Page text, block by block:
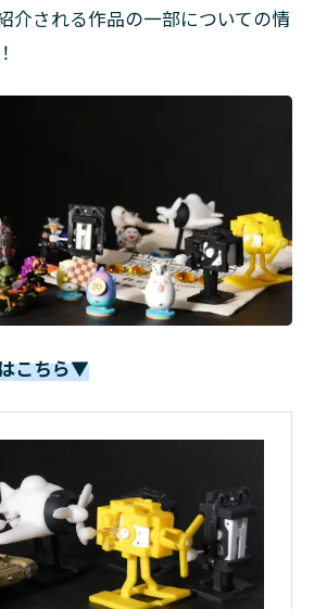
介される作品の一部についての情
こちら▼